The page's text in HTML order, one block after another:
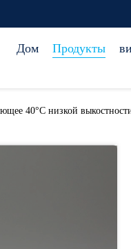
Дом Продукты
40°C низкой